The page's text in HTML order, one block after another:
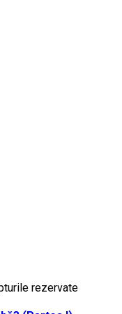
rezervate